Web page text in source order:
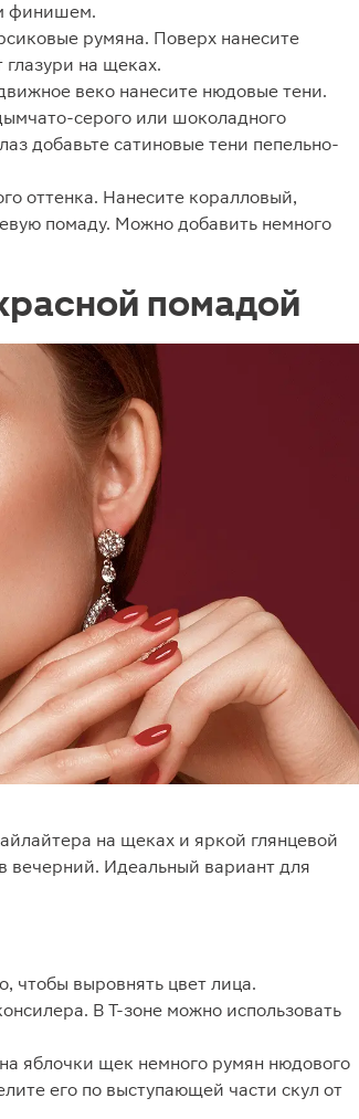
финишем.
румяна. Поверх нанесите
на щеках.
веко нанесите нюдовые тени.
серого или шоколадного
добавьте сатиновые тени пепельно-
оттенка. Нанесите коралловый,
помаду. Можно добавить немного
помадой
на щеках и яркой глянцевой
вечерний. Идеальный вариант для
чтобы выровнять цвет лица.
В Т-зоне можно использовать
яблочки щек немного румян нюдового
его по выступающей части скул от